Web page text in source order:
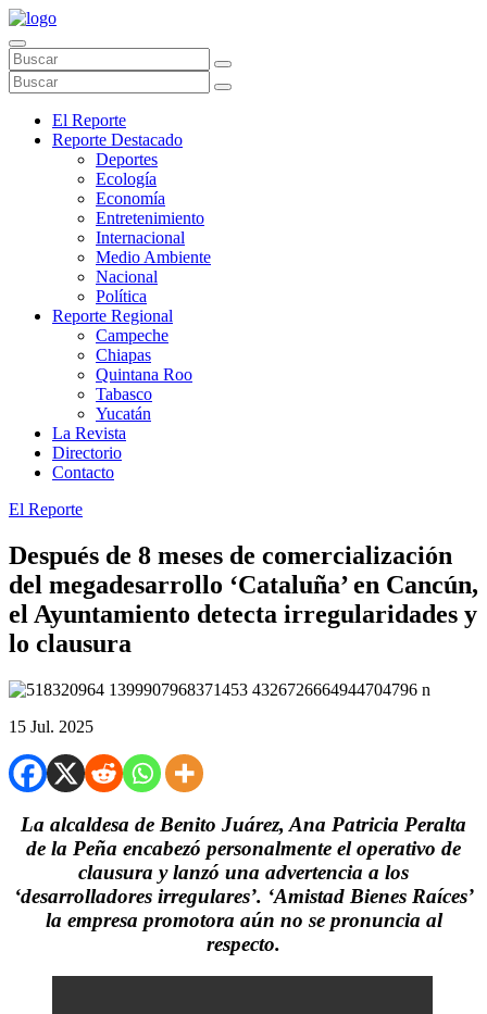
El Reporte
Reporte Destacado
Deportes
Ecología
Economía
Entretenimiento
Internacional
Medio Ambiente
Nacional
Política
Reporte Regional
Campeche
Chiapas
Quintana Roo
Tabasco
Yucatán
La Revista
Directorio
Contacto
El Reporte
Después de 8 meses de comercialización
del megadesarrollo ‘Cataluña’ en Cancún,
el Ayuntamiento detecta irregularidades y
lo clausura
15 Jul. 2025
La alcaldesa de Benito Juárez, Ana Patricia Peralta
de la Peña encabezó personalmente el operativo de
clausura y lanzó una advertencia a los
‘desarrolladores irregulares’. ‘Amistad Bienes Raíces’
la empresa promotora aún no se pronuncia al
respecto.